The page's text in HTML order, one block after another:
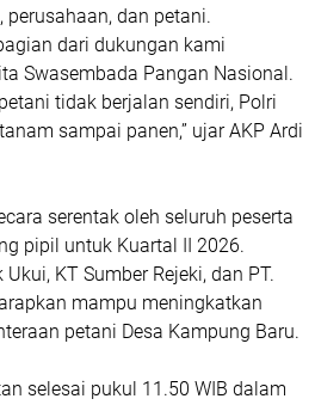
dan petani.
dari dukungan kami
Swasembada Pangan Nasional.
tidak berjalan sendiri, Polri
sampai panen,” ujar AKP Ardi
serentak oleh seluruh peserta
pipil untuk Kuartal II 2026.
KT Sumber Rejeki, dan PT.
mampu meningkatkan
petani Desa Kampung Baru.
selesai pukul 11.50 WIB dalam